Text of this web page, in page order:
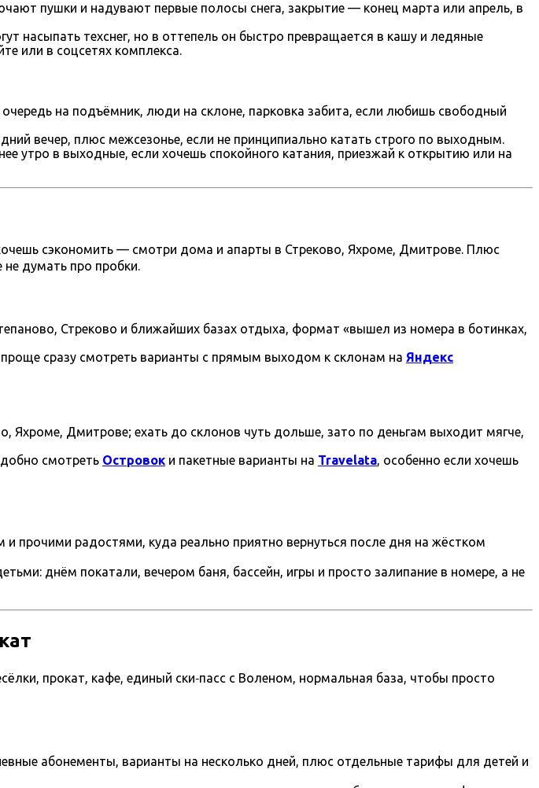
пушки и надувают первые полосы снега, закрытие — конец марта или апрель, в
насыпать техснег, но в оттепель он быстро превращается в кашу и ледяные
или в соцсетях комплекса.
на подъёмник, люди на склоне, парковка забита, если любишь свободный
вечер, плюс межсезонье, если не принципиально катать строго по выходным.
утро в выходные, если хочешь спокойного катания, приезжай к открытию или на
сэкономить — смотри дома и апарты в Стреково, Яхроме, Дмитрове. Плюс
не думать про пробки.
Стреково и ближайших базах отдыха, формат «вышел из номера в ботинках,
сразу смотреть варианты с прямым выходом к склонам на Яндекс
Дмитрове; ехать до склонов чуть дольше, зато по деньгам выходит мягче,
смотреть Островок и пакетные варианты на Travelata, особенно если хочешь
и прочими радостями, куда реально приятно вернуться после дня на жёстком
днём покатали, вечером баня, бассейн, игры и просто залипание в номере, а не
прокат, кафе, единый ски‑пасс с Воленом, нормальная база, чтобы просто
абонементы, варианты на несколько дней, плюс отдельные тарифы для детей и